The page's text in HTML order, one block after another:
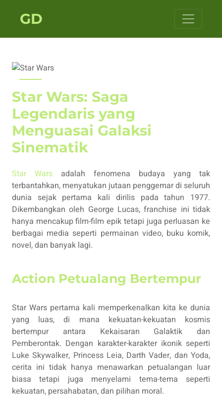
GD
Star Wars: Saga
Legendaris yang
Menguasai Galaksi
Sinematik
Star Wars adalah fenomena budaya yang tak
terbantahkan, menyatukan jutaan penggemar di seluruh
dunia sejak pertama kali dirilis pada tahun 1977.
Dikembangkan oleh George Lucas, franchise ini tidak
hanya mencakup film-film epik tetapi juga perluasan ke
berbagai media seperti permainan video, buku komik,
novel, dan banyak lagi.
Action Petualang Bertempur
Star Wars pertama kali memperkenalkan kita ke dunia
yang luas, di mana kekuatan-kekuatan kosmis
bertempur antara Kekaisaran Galaktik dan
Pemberontak. Dengan karakter-karakter ikonik seperti
Luke Skywalker, Princess Leia, Darth Vader, dan Yoda,
cerita ini tidak hanya menawarkan petualangan luar
biasa tetapi juga menyelami tema-tema seperti
kekuatan, persahabatan, dan pilihan moral.